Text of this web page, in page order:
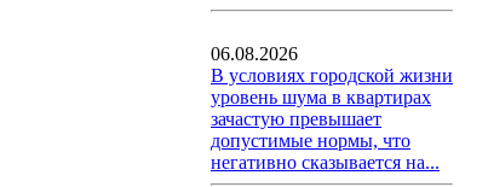
06.08.2026
В условиях городской жизни
уровень шума в квартирах
зачастую превышает
допустимые нормы, что
негативно сказывается на...